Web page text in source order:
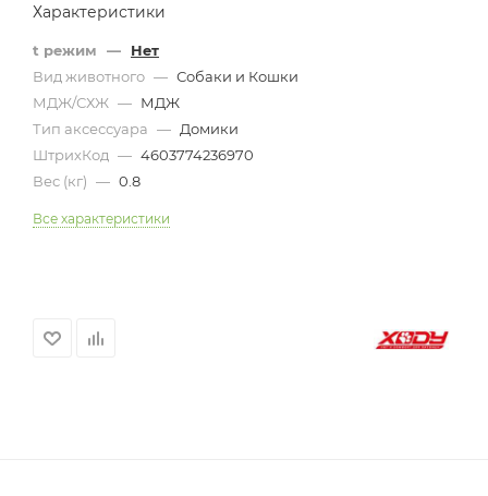
Характеристики
t режим —
Нет
Вид животного — Собаки и Кошки
МДЖ/СХЖ — МДЖ
Тип аксессуара — Домики
ШтрихКод — 4603774236970
Вес (кг) — 0.8
Все характеристики